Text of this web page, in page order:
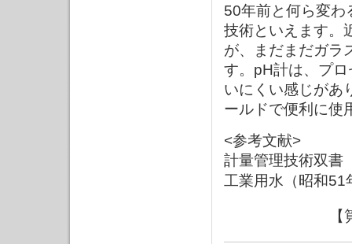
50年前と何ら変わ
技術といえます。
が、まだまだガラ
す。pH計は、プ
いにくい感じがあ
ールドで便利に使
<参考文献>
計量管理技術双
工業用水（昭和51